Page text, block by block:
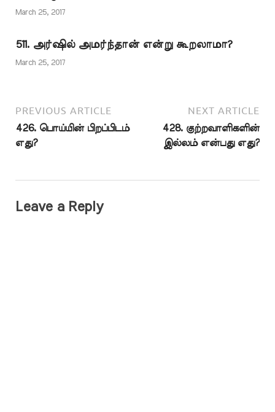
கூறுகிறது. இறைவனைத்
March 25, 2017
511. அர்ஷில் அமர்ந்தான் என்று கூறலாமா?
March 25, 2017
PREVIOUS ARTICLE
426. பொய்யின் பிறப்பிடம்
எது?
NEXT ARTICLE
428. குற்றவாளிகளின்
இல்லம் என்பது எது?
Leave a Reply